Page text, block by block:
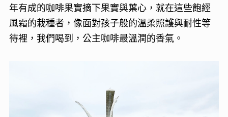
年有成的咖啡果實摘下果實與葉心，就在這些飽經
風霜的栽種者，像面對孩子般的溫柔照護與耐性等
待裡，我們喝到，公主咖啡最溫潤的香氣。